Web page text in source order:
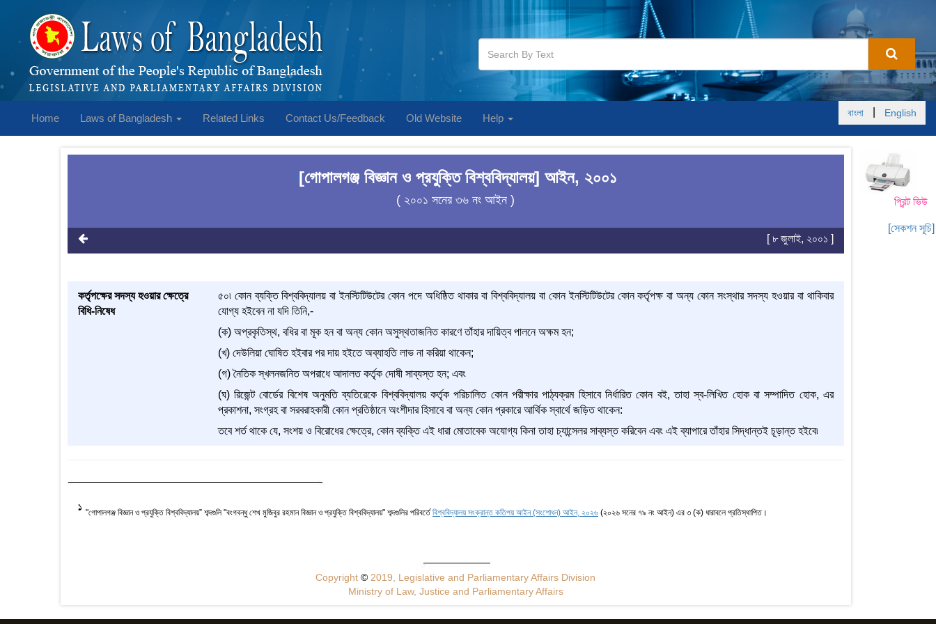
Home Laws of Bangladesh Related Links Contact Us/Feedback Old Website Help বাংলা English
প্রিন্ট ভিউ
[সেকশন সূচি]
1[গোপালগঞ্জ বিজ্ঞান ও প্রযুক্তি বিশ্ববিদ্যালয়] আইন, ২০০১
( ২০০১ সনের ৩৬ নং আইন )
[ ৮ জুলাই, ২০০১ ]
কর্তৃপক্ষের সদস্য হওয়ার ক্ষেত্রে
বিধি-নিষেধ
৫০৷ কোন ব্যক্তি বিশ্ববিদ্যালয় বা ইনস্টিটিউটের কোন পদে অধিষ্ঠিত থাকার বা বিশ্ববিদ্যালয় বা কোন ইনস্টিটিউটের কোন কর্তৃপক্ষ বা অন্য কোন সংস্থার সদস্য হওয়ার বা থাকিবার
যোগ্য হইবেন না যদি তিনি,-
(ক) অপ্রকৃতিস্থ, বধির বা মূক হন বা অন্য কোন অসুস্থতাজনিত কারণে তাঁহার দায়িত্ব পালনে অক্ষম হন;
(খ) দেউলিয়া ঘোষিত হইবার পর দায় হইতে অব্যাহতি লাভ না করিয়া থাকেন;
(গ) নৈতিক স্খলনজনিত অপরাধে আদালত কর্তৃক দোষী সাব্যস্ত হন; এবং
(ঘ) রিজেন্ট বোর্ডের বিশেষ অনুমতি ব্যতিরেকে বিশ্ববিদ্যালয় কর্তৃক পরিচালিত কোন পরীক্ষার পাঠ্যক্রম হিসাবে নির্ধারিত কোন বই, তাহা স্ব-লিখিত হোক বা সম্পাদিত হোক, এর
প্রকাশনা, সংগ্রহ বা সরবরাহকারী কোন প্রতিষ্ঠানে অংশীদার হিসাবে বা অন্য কোন প্রকারে আর্থিক স্বার্থে জড়িত থাকেন:
তবে শর্ত থাকে যে, সংশয় ও বিরোধের ক্ষেত্রে, কোন ব্যক্তি এই ধারা মোতাবেক অযোগ্য কিনা তাহা চ্যান্সেলর সাব্যস্ত করিবেন এবং এই ব্যাপারে তাঁহার সিদ্ধান্তই চূড়ান্ত হইবে৷
1 "গোপালগঞ্জ বিজ্ঞান ও প্রযুক্তি বিশ্ববিদ্যালয়” শব্দগুলি "বংগবন্ধু শেখ মুজিবুর রহমান বিজ্ঞান ও প্রযুক্তি বিশ্ববিদ্যালয়" শব্দগুলির পরিবর্তেবিশ্ববিদ্যালয় সংক্রান্ত কতিপয় আইন (সংশোধন) আইন, ২০২৬ (২০২৬ সনের ৭৯ নং আইন) এর ৩ (ক) ধারাবলে প্রতিস্থাপিত।
Copyright© 2019, Legislative and Parliamentary Affairs Division
Ministry of Law, Justice and Parliamentary Affairs